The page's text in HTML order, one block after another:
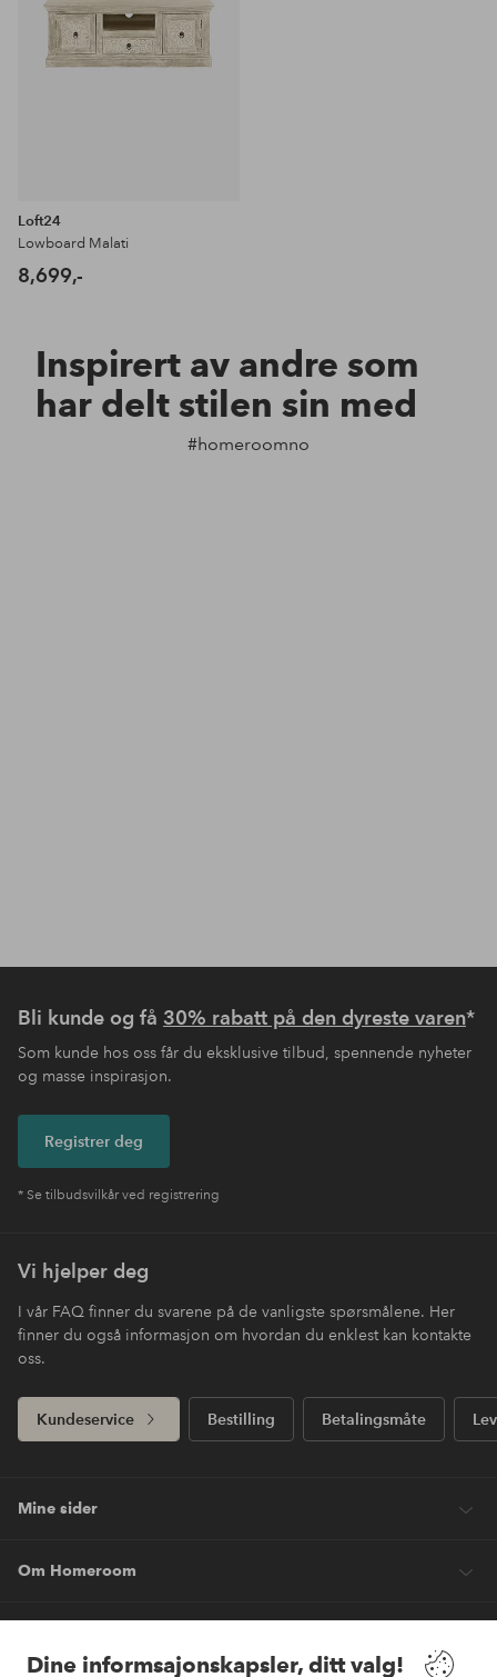
Dine informsajonskapsler, ditt valg!
Loft24
Lowboard Malati
8,699,-
Inspirert av andre som
har delt stilen sin med
#homeroomno
Bli kunde og få 30% rabatt på den dyreste varen*
Som kunde hos oss får du eksklusive tilbud, spennende nyheter
og masse inspirasjon.
Registrer deg
* Se tilbudsvilkår ved registrering
Vi hjelper deg
I vår FAQ finner du svarene på de vanligste spørsmålene. Her
finner du også informasjon om hvordan du enklest kan kontakte
oss.
Kundeservice Bestilling Betalingsmåte
Mine sider
Om Homeroom